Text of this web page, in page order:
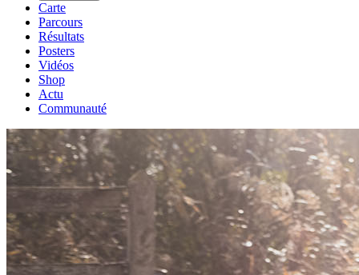
Carte
Parcours
Résultats
Posters
Vidéos
Shop
Actu
Communauté